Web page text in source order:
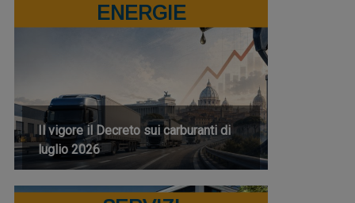
ENERGIE
Il vigore il Decreto sui carburanti di
luglio 2026